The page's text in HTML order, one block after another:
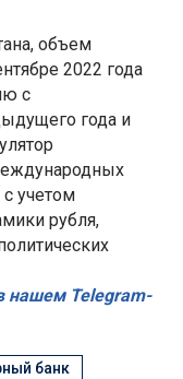
объем
2022 года
с
года и
учетом
рубля,
нашем Telegram-
банк